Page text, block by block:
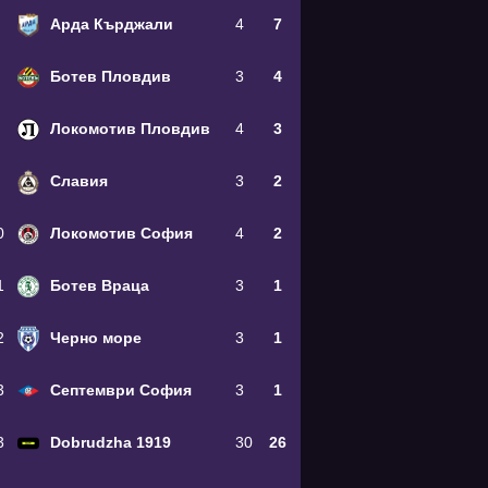
Арда Кърджали 4 7
Ботев Пловдив 3 4
Локомотив Пловдив 4 3
Славия 3 2
Локомотив София 4 2
Ботев Враца 3 1
Черно море 3 1
Септември София 3 1
Dobrudzha 1919 30 26